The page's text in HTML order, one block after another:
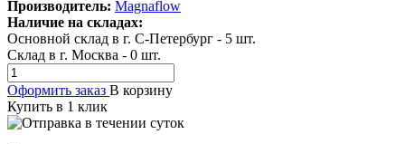
Производитель: Magnaflow
Наличие на складах:
Основной склад в г. С-Петербург - 5 шт.
Склад в г. Москва - 0 шт.
Оформить заказ В корзину
Купить в 1 клик